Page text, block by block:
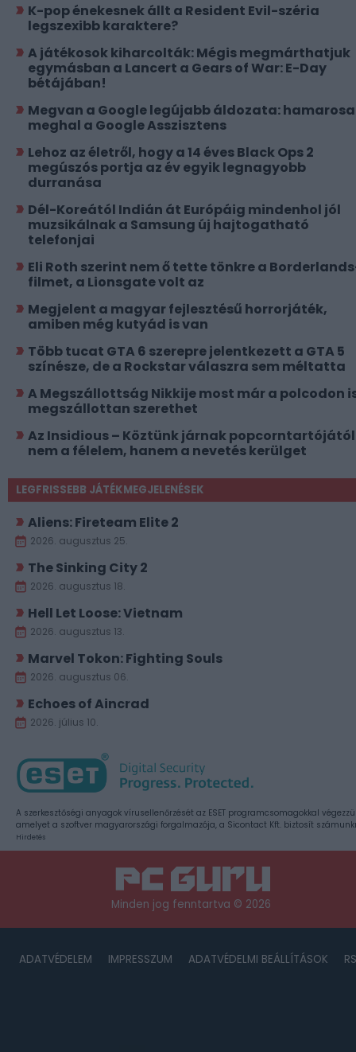
K-pop énekesnek állt a Resident Evil-széria
legszexibb karaktere?
A játékosok kiharcolták: Mégis megmárthatjuk
egymásban a Lancert a Gears of War: E-Day
bétájában!
Megvan a Google legújabb áldozata:
meghal a Google Asszisztens
Lehoz az életről, hogy a 14 éves Black Ops 2
megúszós portja az év egyik legnagyobb
durranása
Dél-Koreától Indián át Európáig mindenhol jól
muzsikálnak a Samsung új hajtogatható
telefonjai
Eli Roth szerint nem ő tette tönkre a
filmet, a Lionsgate volt az
Megjelent a magyar fejlesztésű horrorjáték,
amiben még kutyád is van
Több tucat GTA 6 szerepre jelentkezett a GTA 5
színésze, de a Rockstar válaszra sem méltatta
A Megszállottság Nikkije most már a polcodon
megszállottan szerethet
Az Insidious – Köztünk járnak popcorntartójától
nem a félelem, hanem a nevetés kerülget
LEGFRISSEBB JÁTÉKMEGJELENÉSEK
Aliens: Fireteam Elite 2
2026. augusztus 25.
The Sinking City 2
2026. augusztus 18.
Hell Let Loose: Vietnam
2026. augusztus 13.
Marvel Tokon: Fighting Souls
2026. augusztus 06.
Echoes of Aincrad
2026. július 10.
A szerkesztőségi anyagok vírusellenőrzését az ESET programcsomagokkal
amelyet a szoftver magyarországi forgalmazója, a Sicontact Kft. biztosít
Hirdetés
Minden jog fenntartva © 2026
ADATVÉDELEM IMPRESSZUM ADATVÉDELMI BEÁLLÍTÁSOK